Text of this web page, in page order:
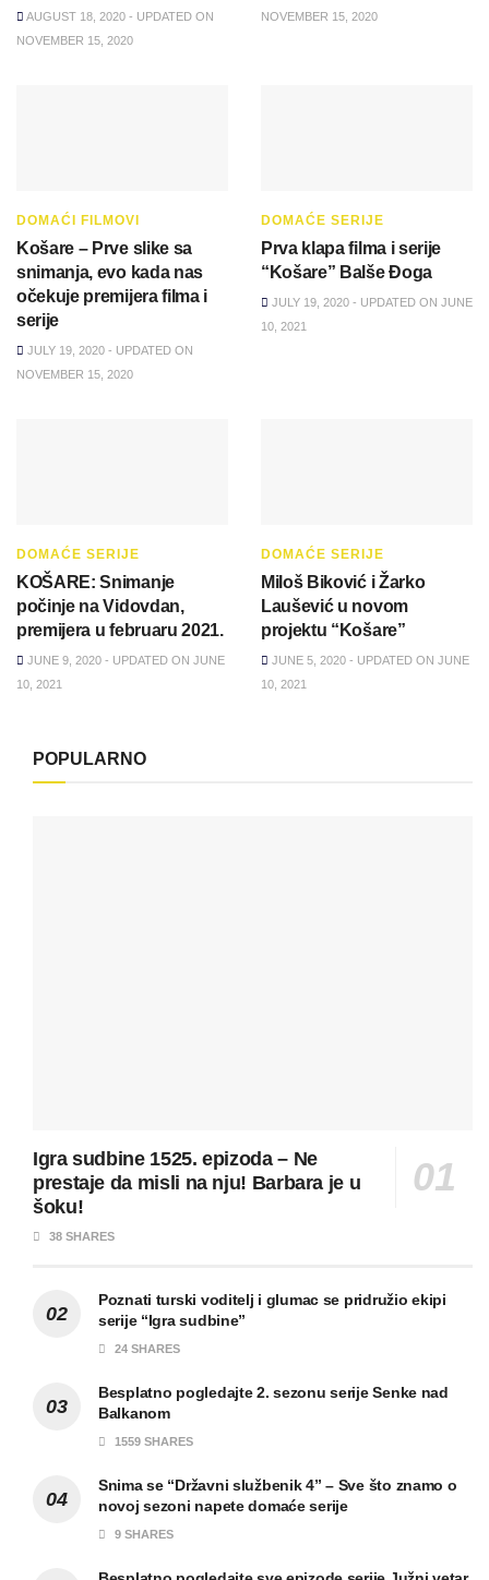
AUGUST 18, 2020 - UPDATED ON
NOVEMBER 15, 2020
NOVEMBER 15, 2020
DOMAĆI FILMOVI
Košare – Prve slike sa
snimanja, evo kada nas
očekuje premijera filma i
serije
JULY 19, 2020 - UPDATED ON
NOVEMBER 15, 2020
DOMAĆE SERIJE
Prva klapa filma i serije
“Košare” Balše Đoga
JULY 19, 2020 - UPDATED ON JUNE
10, 2021
DOMAĆE SERIJE
KOŠARE: Snimanje
počinje na Vidovdan,
premijera u februaru 2021.
JUNE 9, 2020 - UPDATED ON JUNE
10, 2021
DOMAĆE SERIJE
Miloš Biković i Žarko
Laušević u novom
projektu “Košare”
JUNE 5, 2020 - UPDATED ON JUNE
10, 2021
POPULARNO
Igra sudbine 1525. epizoda – Ne
prestaje da misli na nju! Barbara je u
šoku!
38 SHARES
Poznati turski voditelj i glumac se pridružio ekipi
serije “Igra sudbine”
24 SHARES
Besplatno pogledajte 2. sezonu serije Senke nad
Balkanom
1559 SHARES
Snima se “Državni službenik 4” – Sve što znamo o
novoj sezoni napete domaće serije
9 SHARES